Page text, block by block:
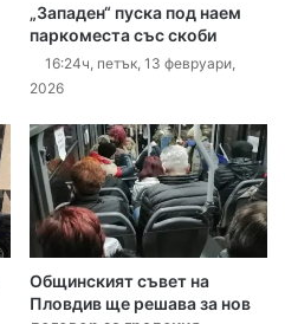
„Западен“ пуска под наем
паркоместа със скоби
16:24ч, петък, 13 февруари,
2026
Общинският съвет на
Пловдив ще решава за нов